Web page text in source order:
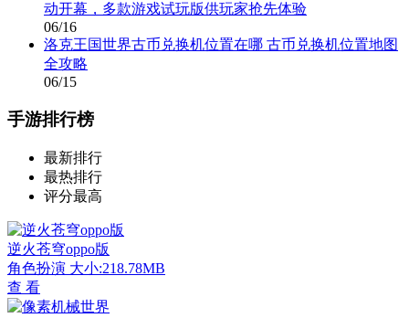
动开幕，多款游戏试玩版供玩家抢先体验
06/16
洛克王国世界古币兑换机位置在哪 古币兑换机位置地图
全攻略
06/15
手游排行榜
最新排行
最热排行
评分最高
逆火苍穹oppo版
角色扮演 大小:218.78MB
查 看